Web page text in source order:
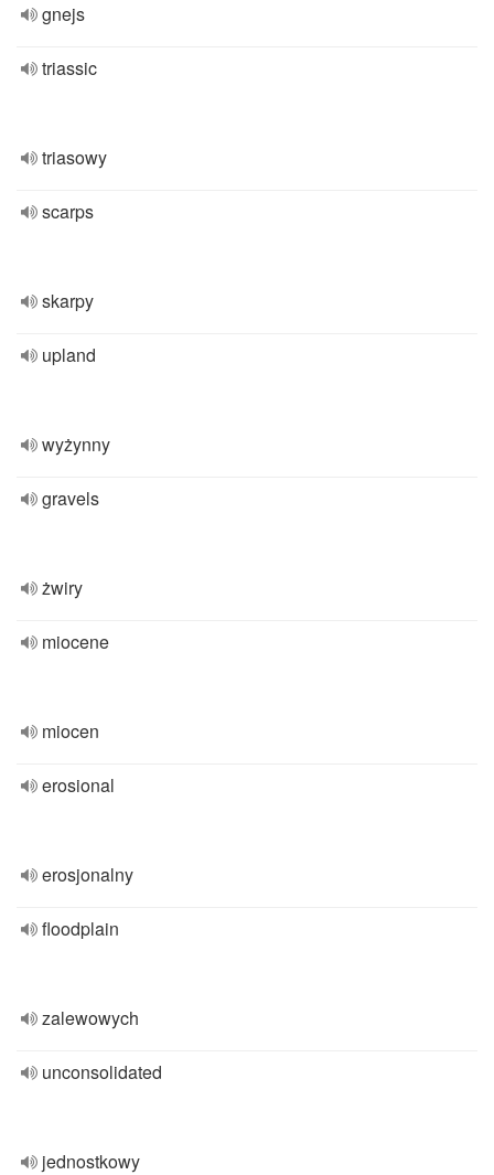
gnejs
triassic
triasowy
scarps
skarpy
upland
wyżynny
gravels
żwiry
miocene
miocen
erosional
erosjonalny
floodplain
zalewowych
unconsolidated
jednostkowy